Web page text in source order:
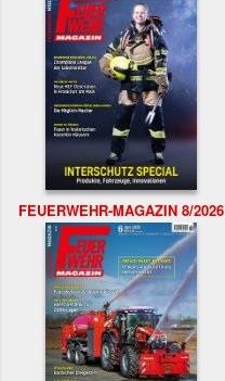
FEUERWEHR-MAGAZIN 8/2026